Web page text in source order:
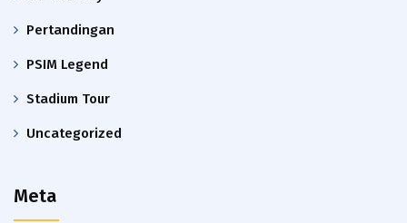
Pertandingan
PSIM Legend
Stadium Tour
Uncategorized
Meta